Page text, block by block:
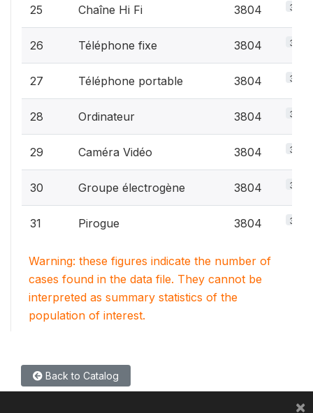
25 Chaîne Hi Fi 3804 3.2%
26 Téléphone fixe 3804 3.2%
27 Téléphone portable 3804 3.2%
28 Ordinateur 3804 3.2%
29 Caméra Vidéo 3804 3.2%
30 Groupe électrogène 3804 3.2%
31 Pirogue 3804 3.2%
Warning: these figures indicate the number of
cases found in the data file. They cannot be
interpreted as summary statistics of the
population of interest.
Back to Catalog
×